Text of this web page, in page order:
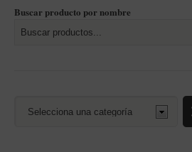
Buscar producto por nombre